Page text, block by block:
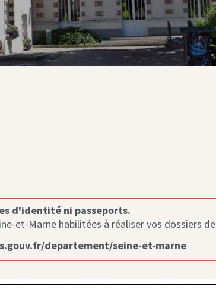
d'identité ni passeports.
et-Marne habilitées à réaliser vos dossiers de
departement/seine-et-marne